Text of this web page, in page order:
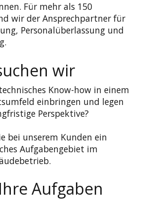
Für mehr als 150
wir der Ansprechpartner für
Personalüberlassung und
wir
Know-how in einem
einbringen und legen
Perspektive?
bei unserem Kunden ein
Aufgabengebiet im
Aufgaben